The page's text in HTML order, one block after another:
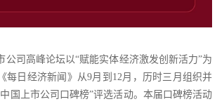
公司高峰论坛以“赋能实体经济激发创新活力”为
每日经济新闻》从9月到12月，历时三月组织并
国上市公司口碑榜”评选活动。本届口碑榜活动